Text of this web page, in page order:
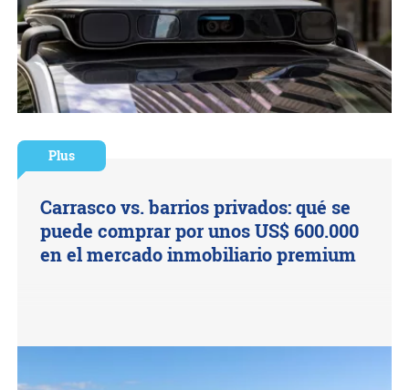
Plus
Carrasco vs. barrios privados: qué se
puede comprar por unos US$ 600.000
en el mercado inmobiliario premium